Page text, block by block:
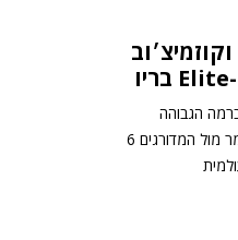
הגבוהה
ביותר של הסבב העולמי, נעצר בשמינית הגמר מול המדורגים 6